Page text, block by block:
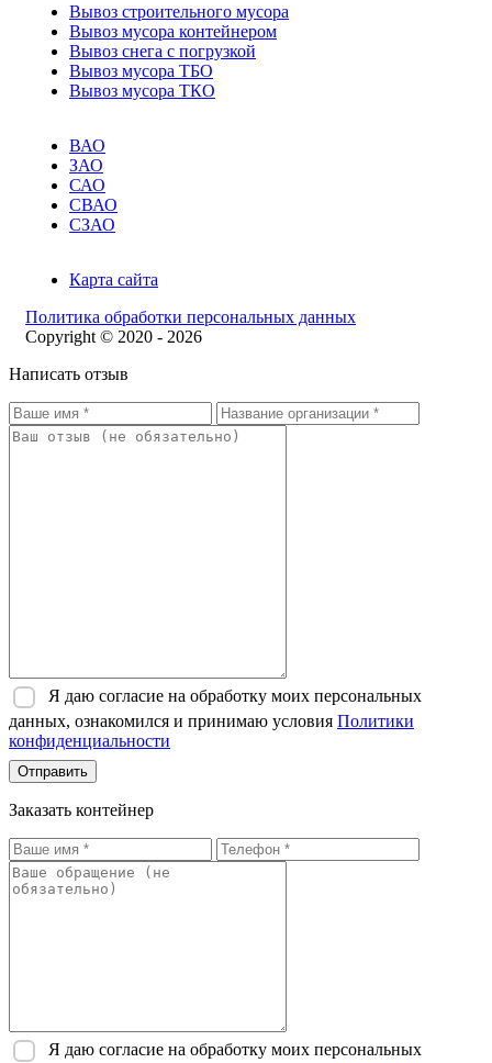
Вывоз строительного мусора
Вывоз мусора контейнером
Вывоз снега с погрузкой
Вывоз мусора ТБО
Вывоз мусора ТКО
ВАО
ЗАО
САО
СВАО
СЗАО
Карта сайта
Политика обработки персональных данных
Copyright © 2020 - 2026
Написать отзыв
Я даю согласие на обработку моих персональных
данных, ознакомился и принимаю условия Политики
конфиденциальности
Отправить
Заказать контейнер
Я даю согласие на обработку моих персональных